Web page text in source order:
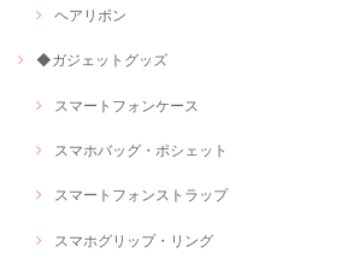
ヘアリボン
◆ガジェットグッズ
スマートフォンケース
スマホバッグ・ポシェット
スマートフォンストラップ
スマホグリップ・リング